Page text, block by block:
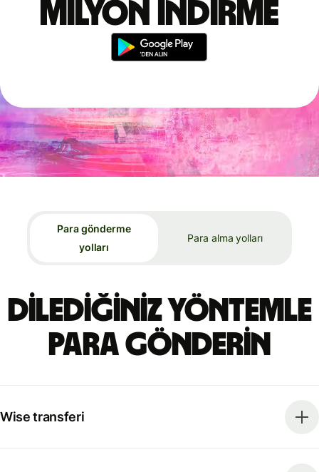
milyon indirme
Para gönderme
yolları
Para alma yolları
Dilediğiniz yöntemle
para gönderin
Wise transferi